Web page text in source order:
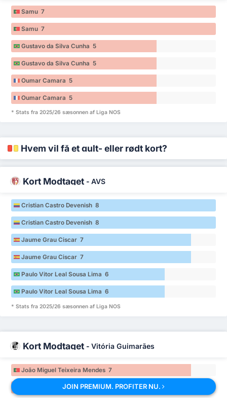
Samu 7
Samu 7
Gustavo da Silva Cunha 5
Gustavo da Silva Cunha 5
Oumar Camara 5
Oumar Camara 5
* Stats fra 2025/26 sæsonnen af Liga NOS
Hvem vil få et gult- eller rødt kort?
Kort Modtaget - AVS
Cristian Castro Devenish 8
Cristian Castro Devenish 8
Jaume Grau Ciscar 7
Jaume Grau Ciscar 7
Paulo Vitor Leal Sousa Lima 6
Paulo Vitor Leal Sousa Lima 6
* Stats fra 2025/26 sæsonnen af Liga NOS
Kort Modtaget - Vitória Guimarães
João Miguel Teixeira Mendes 7
João Miguel Teixeira Mendes 7
JOIN PREMIUM. PROFITER NU.